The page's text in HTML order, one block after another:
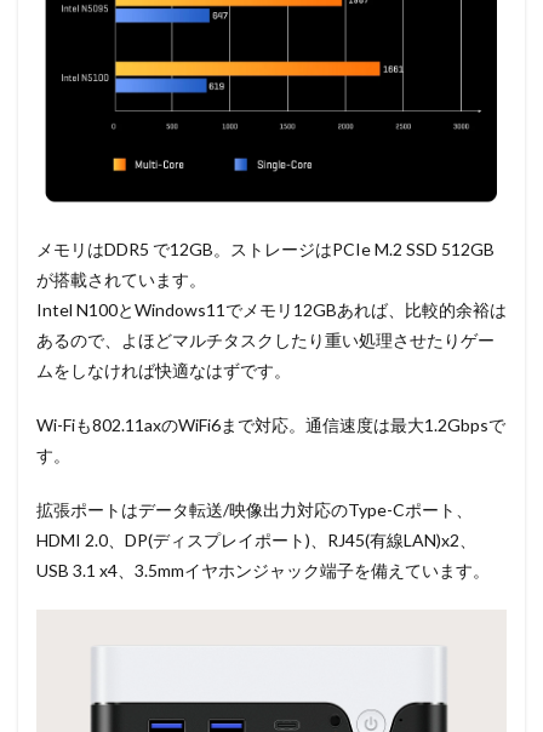
メモリはDDR5 で12GB。ストレージはPCIe M.2 SSD 512GB
が搭載されています。
Intel N100とWindows11でメモリ12GBあれば、比較的余裕は
あるので、よほどマルチタスクしたり重い処理させたりゲー
ムをしなければ快適なはずです。
Wi-Fiも802.11axのWiFi6まで対応。通信速度は最大1.2Gbpsで
す。
拡張ポートはデータ転送/映像出力対応のType-Cポート、
HDMI 2.0、DP(ディスプレイポート)、RJ45(有線LAN)x2、
USB 3.1 x4、3.5mmイヤホンジャック端子を備えています。